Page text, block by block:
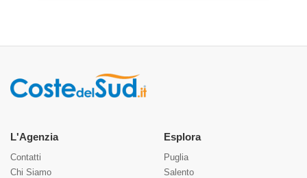
L'Agenzia
Contatti
Chi Siamo
Esplora
Puglia
Salento